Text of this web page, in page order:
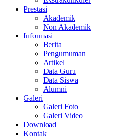
Prestasi
Akademik
Non Akademik
Informasi
Berita
Pengumuman
Artikel
Data Guru
Data Siswa
Alumni
Galeri
Galeri Foto
Galeri Video
Download
Kontak